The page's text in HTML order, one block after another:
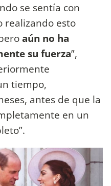
se sentía con
realizando esto
aún no ha
su fuerza”,
tiempo,
antes de que la
en un